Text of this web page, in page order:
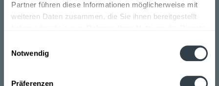
Partner führen diese Informationen möglicherweise mit
weiteren Daten zusammen, die Sie ihnen bereitgestellt
Notwendig
Präferenzen
Flow Tea wird in den folgenden Regionen, Städten,